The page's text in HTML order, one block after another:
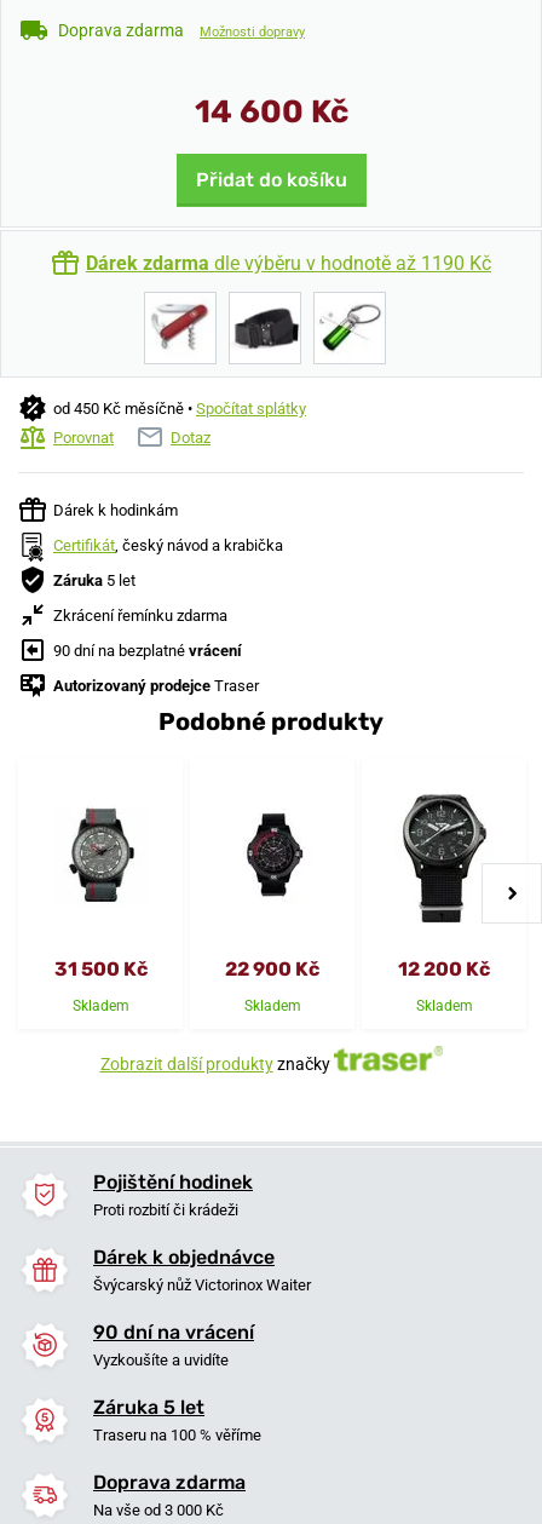
Doprava zdarma Možnosti dopravy
14 600 Kč
Přidat do košíku
Dárek zdarma dle výběru v hodnotě až 1190 Kč
od 450 Kč měsíčně • Spočítat splátky
Porovnat
Dotaz
Dárek k hodinkám
Certifikát, český návod a krabička
Záruka 5 let
Zkrácení řemínku zdarma
90 dní na bezplatné vrácení
Autorizovaný prodejce Traser
Podobné produkty
31 500 Kč
Skladem
22 900 Kč
Skladem
12 200 Kč
Skladem
Zobrazit další produktyznačky
Pojištění hodinek
Proti rozbití či krádeži
Dárek k objednávce
Švýcarský nůž Victorinox Waiter
90 dní na vrácení
Vyzkoušíte a uvidíte
Záruka 5 let
Traseru na 100 % věříme
Doprava zdarma
Na vše od 3 000 Kč